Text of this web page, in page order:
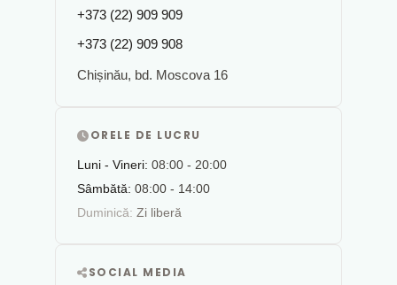
+373 (22) 909 909
+373 (22) 909 908
Chișinău, bd. Moscova 16
ORELE DE LUCRU
Luni - Vineri: 08:00 - 20:00
Sâmbătă: 08:00 - 14:00
Duminică: Zi liberă
SOCIAL MEDIA